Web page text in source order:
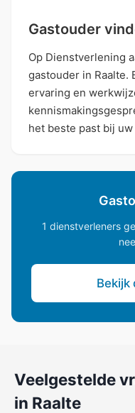
Gastouder
Op Dienstverlening
gastouder in Raalte.
ervaring en
het beste past bij
1 dienstverleners
Bekijk
Veelgestelde
in Raalte